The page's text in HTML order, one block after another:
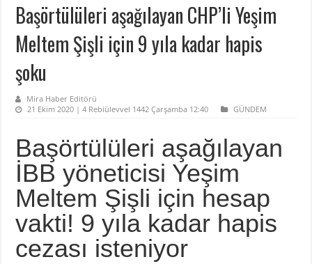
Başörtülüleri aşağılayan CHP’li Yeşim
Meltem Şişli için 9 yıla kadar hapis
şoku
Mira Haber Editörü
21 Ekim 2020 | 4 Rebiülevvel 1442 Çarşamba 12:40
GÜNDEM
Başörtülüleri aşağılayan
İBB yöneticisi Yeşim
Meltem Şişli için hesap
vakti! 9 yıla kadar hapis
cezası isteniyor